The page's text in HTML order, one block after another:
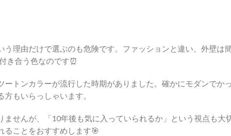
う理由だけで選ぶのも危険です。ファッションと違い、外壁は
き合う色なのです⏰
トンカラーが流行した時期がありました。確かにモダンでか
もいらっしゃいます。
ませんが、「10年後も気に入っていられるか」という視点も大
ることをおすすめします🎯